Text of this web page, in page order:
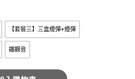
【套餐三】三盒煙彈+煙彈
鐵觀音
味12ML | 任選三顆送一顆 數量